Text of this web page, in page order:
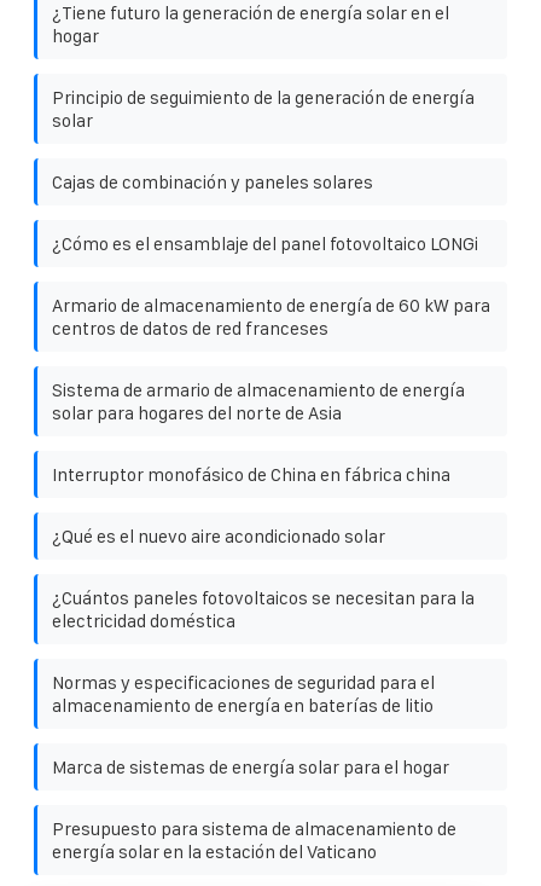
¿Tiene futuro la generación de energía solar en el
hogar
Principio de seguimiento de la generación de energía
solar
Cajas de combinación y paneles solares
¿Cómo es el ensamblaje del panel fotovoltaico LONGi
Armario de almacenamiento de energía de 60 kW para
centros de datos de red franceses
Sistema de armario de almacenamiento de energía
solar para hogares del norte de Asia
Interruptor monofásico de China en fábrica china
¿Qué es el nuevo aire acondicionado solar
¿Cuántos paneles fotovoltaicos se necesitan para la
electricidad doméstica
Normas y especificaciones de seguridad para el
almacenamiento de energía en baterías de litio
Marca de sistemas de energía solar para el hogar
Presupuesto para sistema de almacenamiento de
energía solar en la estación del Vaticano